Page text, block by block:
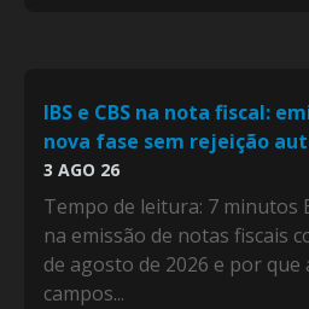
IBS e CBS na nota fiscal:
nova fase sem rejeição
3 AGO 26
Tempo de leitura: 7 minutos
na emissão de notas fiscais
de agosto de 2026 e por que
campos...